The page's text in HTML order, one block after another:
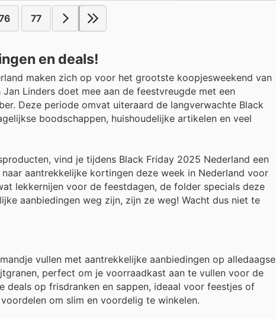
77
en deals!
maken zich op voor het grootste koopjesweekend van
Linders doet mee aan de feestvreugde met een
Deze periode omvat uiteraard de langverwachte Black
boodschappen, huishoudelijke artikelen en veel
vind je tijdens Black Friday 2025 Nederland een
aantrekkelijke kortingen deze week in Nederland voor
lekkernijen voor de feestdagen, de folder specials deze
aanbiedingen weg zijn, zijn ze weg! Wacht dus niet te
vullen met aantrekkelijke aanbiedingen op alledaagse
perfect om je voorraadkast aan te vullen voor de
deals op frisdranken en sappen, ideaal voor feestjes of
om slim en voordelig te winkelen.